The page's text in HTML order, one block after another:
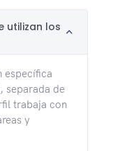
utilizan los
específica
separada de
trabaja con
y